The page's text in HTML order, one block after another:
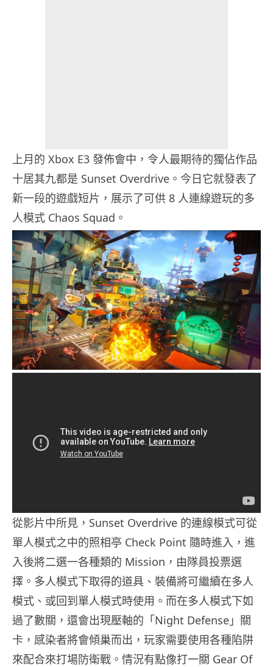
上月的 Xbox E3 發佈會中，令人最期待的獨佔作品
十居其九都是 Sunset Overdrive。今日它就發表了
新一段的遊戲短片，展示了可供 8 人連線遊玩的多
人模式 Chaos Squad。
從影片中所見，Sunset Overdrive 的連線模式可從
單人模式之中的照相亭 Check Point 隨時進入，進
入後將二選一各種類的 Mission，由隊員投票選
擇。多人模式下取得的道具、裝備將可繼續在多人
模式、或回到單人模式時使用。而在多人模式下如
過了數關，還會出現壓軸的「Night Defense」關
卡，感染者將會傾巢而出，玩家需要使用各種陷阱
來配合來打場防衛戰。情況有點像打一關 Gear Of